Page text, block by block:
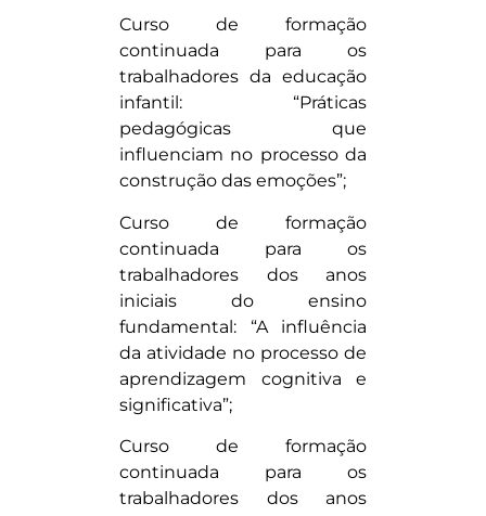
Curso de formação
continuada para os
trabalhadores da educação
infantil: “Práticas
pedagógicas que
influenciam no processo da
construção das emoções”;
Curso de formação
continuada para os
trabalhadores dos anos
iniciais do ensino
fundamental: “A influência
da atividade no processo de
aprendizagem cognitiva e
significativa”;
Curso de formação
continuada para os
trabalhadores dos anos